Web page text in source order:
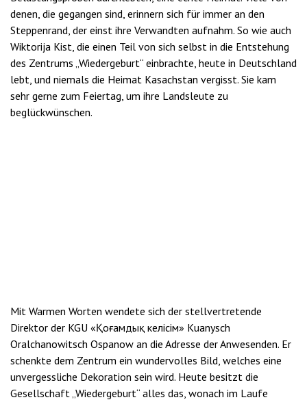
denen, die gegangen sind, erinnern sich für immer an den
Steppenrand, der einst ihre Verwandten aufnahm. So wie auch
Wiktorija Kist, die einen Teil von sich selbst in die Entstehung
des Zentrums „Wiedergeburt“ einbrachte, heute in Deutschland
lebt, und niemals die Heimat Kasachstan vergisst. Sie kam
sehr gerne zum Feiertag, um ihre Landsleute zu
beglückwünschen.
Mit Warmen Worten wendete sich der stellvertretende
Direktor der KGU «Қоғамдық келісім» Kuanysch
Oralchanowitsch Ospanow an die Adresse der Anwesenden. Er
schenkte dem Zentrum ein wundervolles Bild, welches eine
unvergessliche Dekoration sein wird. Heute besitzt die
Gesellschaft „Wiedergeburt“ alles das, wonach im Laufe